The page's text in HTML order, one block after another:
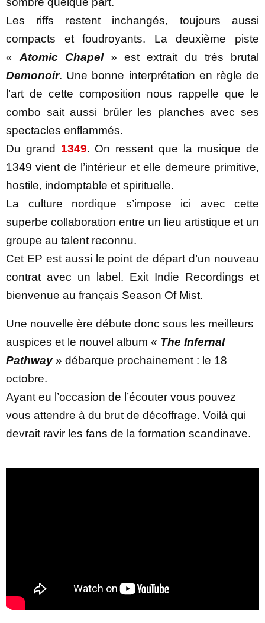
Les riffs restent inchangés, toujours aussi
compacts et foudroyants. La deuxième piste
«Atomic Chapel» est extrait du très brutal
Demonoir. Une bonne interprétation en règle de
l’art de cette composition nous rappelle que le
combo sait aussi brûler les planches avec ses
spectacles enflammés.
Du grand 1349. On ressent que la musique de
1349 vient de l’intérieur et elle demeure primitive,
hostile, indomptable et spirituelle.
La culture nordique s’impose ici avec cette
superbe collaboration entre un lieu artistique et un
groupe au talent reconnu.
Cet EP est aussi le point de départ d’un nouveau
contrat avec un label. Exit Indie Recordings et
bienvenue au français Season Of Mist.
Une nouvelle ère débute donc sous les meilleurs
auspices et le nouvel album « The Infernal
Pathway» débarque prochainement : le 18
octobre.
Ayant eu l’occasion de l’écouter vous pouvez
vous attendre à du brut de décoffrage. Voilà qui
devrait ravir les fans de la formation scandinave.